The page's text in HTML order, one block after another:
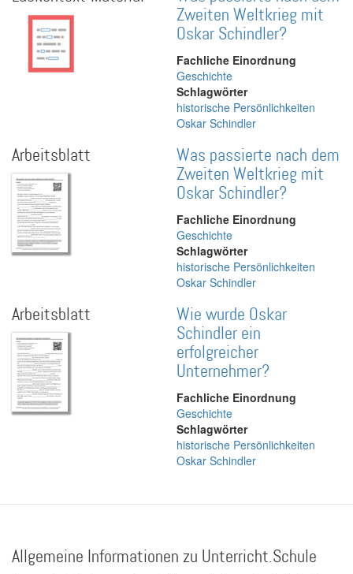
Zweiten Weltkrieg mit
Oskar Schindler?
Fachliche Einordnung
Geschichte
Schlagwörter
historische Persönlichkeiten
Oskar Schindler
Arbeitsblatt
Was passierte nach dem
Zweiten Weltkrieg mit
Oskar Schindler?
Fachliche Einordnung
Geschichte
Schlagwörter
historische Persönlichkeiten
Oskar Schindler
Arbeitsblatt
Wie wurde Oskar
Schindler ein
erfolgreicher
Unternehmer?
Fachliche Einordnung
Geschichte
Schlagwörter
historische Persönlichkeiten
Oskar Schindler
Allgemeine Informationen zu Unterricht.Schule